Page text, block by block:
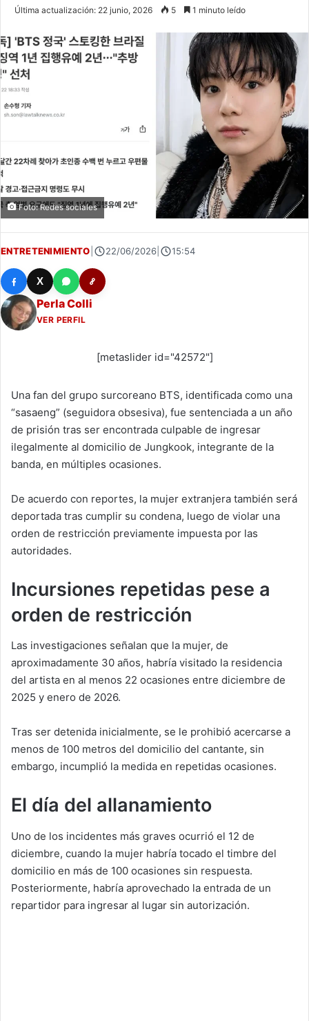
Última actualización: 22 junio, 2026 5 1 minuto leído
Foto: Redes sociales
ENTRETENIMIENTO 22/06/2026| 15:54
X
Perla Colli
VER PERFIL
[metaslider id="42572"]
Una fan del grupo surcoreano BTS, identificada como una
“sasaeng” (seguidora obsesiva), fue sentenciada a un año
de prisión tras ser encontrada culpable de ingresar
ilegalmente al domicilio de Jungkook, integrante de la
banda, en múltiples ocasiones.
De acuerdo con reportes, la mujer extranjera también será
deportada tras cumplir su condena, luego de violar una
orden de restricción previamente impuesta por las
autoridades.
Incursiones repetidas pese a
orden de restricción
Las investigaciones señalan que la mujer, de
aproximadamente 30 años, habría visitado la residencia
del artista en al menos 22 ocasiones entre diciembre de
2025 y enero de 2026.
Tras ser detenida inicialmente, se le prohibió acercarse a
menos de 100 metros del domicilio del cantante, sin
embargo, incumplió la medida en repetidas ocasiones.
El día del allanamiento
Uno de los incidentes más graves ocurrió el 12 de
diciembre, cuando la mujer habría tocado el timbre del
domicilio en más de 100 ocasiones sin respuesta.
Posteriormente, habría aprovechado la entrada de un
repartidor para ingresar al lugar sin autorización.